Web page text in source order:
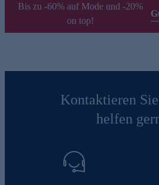
Bis zu -60% auf Mode und -20%
on top!
Kontaktieren
helfen